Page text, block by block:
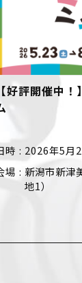
【好評開
日時
会場
新潟